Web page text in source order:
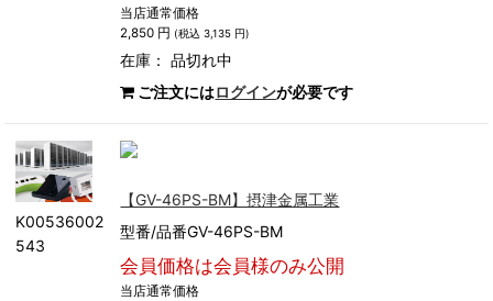
当店通常価格
2,850 円 (税込 3,135 円)
在庫：品切れ中
ご注文にはログインが必要です
K00536002
543
【GV-46PS-BM】摂津金属工業
型番/品番GV-46PS-BM
会員価格は会員様のみ公開
当店通常価格